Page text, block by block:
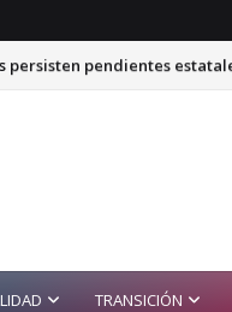
persisten pendientes
TRANSICIÓN